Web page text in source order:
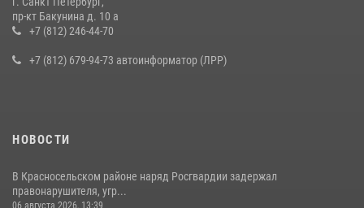
В Ленобласти сотрудники Росгвардии провели встречу с
воспитанниками детского клуба «Умные каникулы»
пр-кт Бакунина д. 10 а
+7 (812) 246-44-70
+7 (812) 679-94-73 автоинформатор (ЛРР)
НОВОСТИ
В Красносельском районе наряд Росгвардии задержал
правонарушителя, угр...
06 августа 2026, 13:39